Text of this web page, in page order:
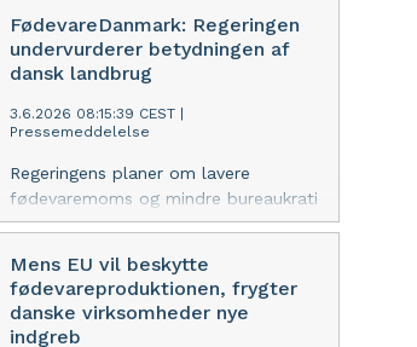
arbejdspladser og investeringer. De
har derfor samlet sig i
Fødevarealliancen.
FødevareDanmark: Regeringen
undervurderer betydningen af
dansk landbrug
3.6.2026 08:15:39 CEST
Pressemeddelelse
Regeringens planer om lavere
fødevaremoms og mindre bureaukrati
får ros af FødevareDanmark. Til
dybt bekymret for regeringens kurs
på landbrugsområdet, som risikerer
at ramme hele fødevareklyngen
Mens EU vil beskytte
fødevareproduktionen, frygter
danske virksomheder nye
indgreb